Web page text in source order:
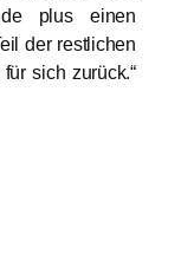
plus einen
der restlichen
sich zurück.“